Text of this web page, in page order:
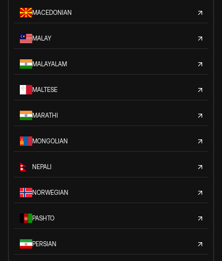
MACEDONIAN
MALAY
MALAYALAM
MALTESE
MARATHI
MONGOLIAN
NEPALI
NORWEGIAN
PASHTO
PERSIAN